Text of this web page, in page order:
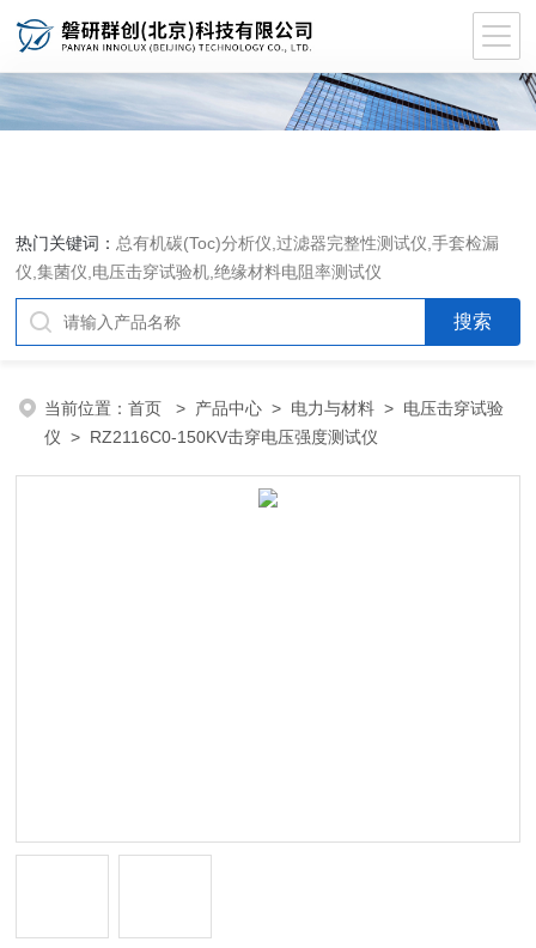
热门关键词： 总有机碳(Toc)分析仪 ,过滤器完整性测试仪 ,手套检漏
仪 ,集菌仪 电压击穿试验机 ,绝缘材料电阻率测试仪
当前位置：首页 > 产品中心 > 电力与材料 > 电压击穿试验
仪 > RZ2116C0-150KV击穿电压强度测试仪